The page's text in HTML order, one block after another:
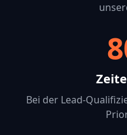
Bei der Lead-